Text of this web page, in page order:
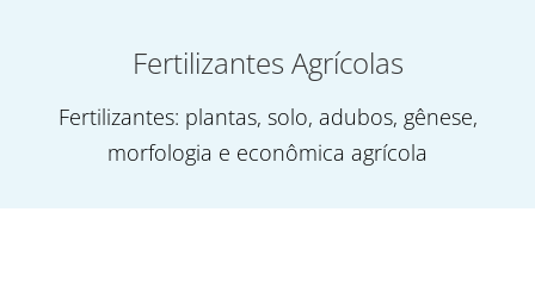
Fertilizantes Agrícolas
Fertilizantes: plantas, solo, adubos, gênese,
morfologia e econômica agrícola